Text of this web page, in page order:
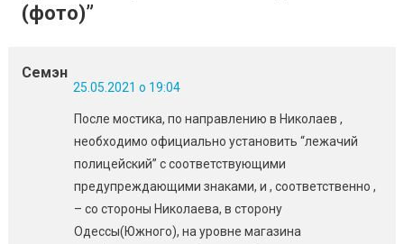
(фото)”
Семэн
25.05.2021 о 19:04
После мостика, по направлению в Николаев ,
необходимо официально установить “лежачий
полицейский” с соответствующими
предупреждающими знаками, и , соответственно ,
– со стороны Николаева, в сторону
Одессы(Южного), на уровне магазина